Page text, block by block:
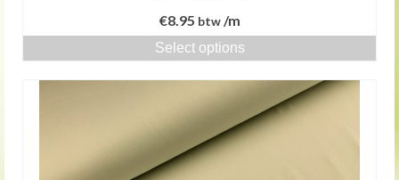
€8.95 btw/m
Select options